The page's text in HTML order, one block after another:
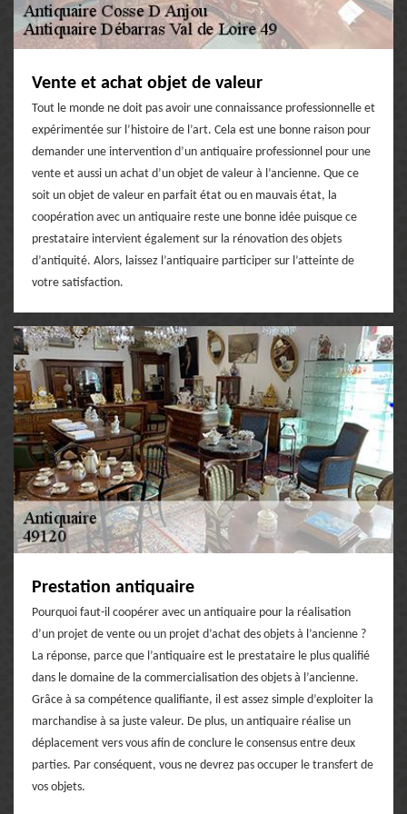
Vente et achat objet de valeur
Tout le monde ne doit pas avoir une connaissance professionnelle et
expérimentée sur l’histoire de l’art. Cela est une bonne raison pour
demander une intervention d’un antiquaire professionnel pour une
vente et aussi un achat d’un objet de valeur à l’ancienne. Que ce
soit un objet de valeur en parfait état ou en mauvais état, la
coopération avec un antiquaire reste une bonne idée puisque ce
prestataire intervient également sur la rénovation des objets
d’antiquité. Alors, laissez l’antiquaire participer sur l’atteinte de
votre satisfaction.
Prestation antiquaire
Pourquoi faut-il coopérer avec un antiquaire pour la réalisation
d’un projet de vente ou un projet d’achat des objets à l’ancienne ?
La réponse, parce que l’antiquaire est le prestataire le plus qualifié
dans le domaine de la commercialisation des objets à l’ancienne.
Grâce à sa compétence qualifiante, il est assez simple d’exploiter la
marchandise à sa juste valeur. De plus, un antiquaire réalise un
déplacement vers vous afin de conclure le consensus entre deux
parties. Par conséquent, vous ne devrez pas occuper le transfert de
vos objets.